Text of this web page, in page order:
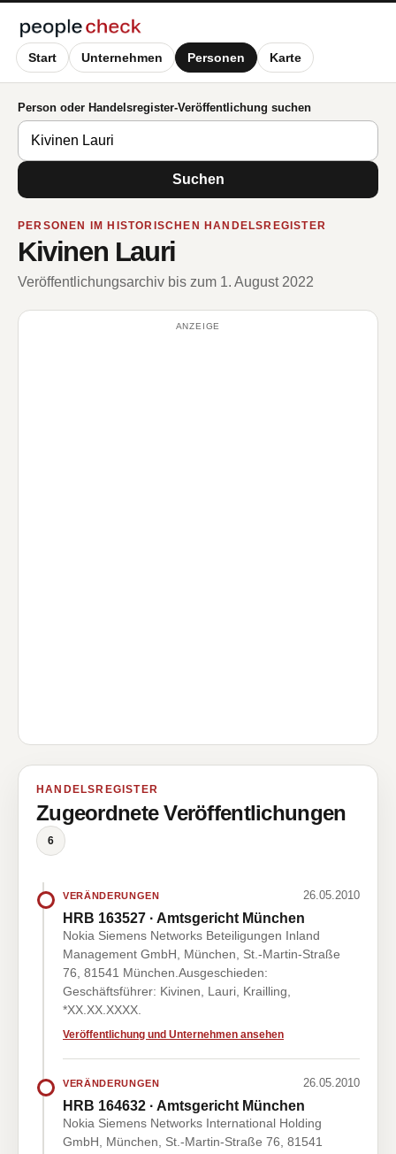
Start Unternehmen Personen Karte
Person oder Handelsregister-Veröffentlichung suchen
Suchen
PERSONEN IM HISTORISCHEN HANDELSREGISTER
Kivinen Lauri
Veröffentlichungsarchiv bis zum 1. August 2022
ANZEIGE
HANDELSREGISTER
Zugeordnete Veröffentlichungen
6
VERÄNDERUNGEN 26.05.2010
HRB 163527 · Amtsgericht München
Nokia Siemens Networks Beteiligungen Inland
Management GmbH, München, St.-Martin-Straße
76, 81541 München.Ausgeschieden:
Geschäftsführer: Kivinen, Lauri, Krailling,
*XX.XX.XXXX.
Veröffentlichung und Unternehmen ansehen
VERÄNDERUNGEN 26.05.2010
HRB 164632 · Amtsgericht München
Nokia Siemens Networks International Holding
GmbH, München, St.-Martin-Straße 76, 81541